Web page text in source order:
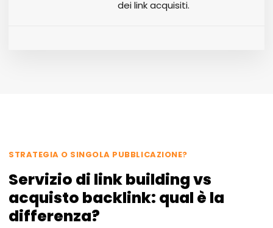
dei link acquisiti.
STRATEGIA O SINGOLA PUBBLICAZIONE?
Servizio di link building vs
acquisto backlink: qual è la
differenza?